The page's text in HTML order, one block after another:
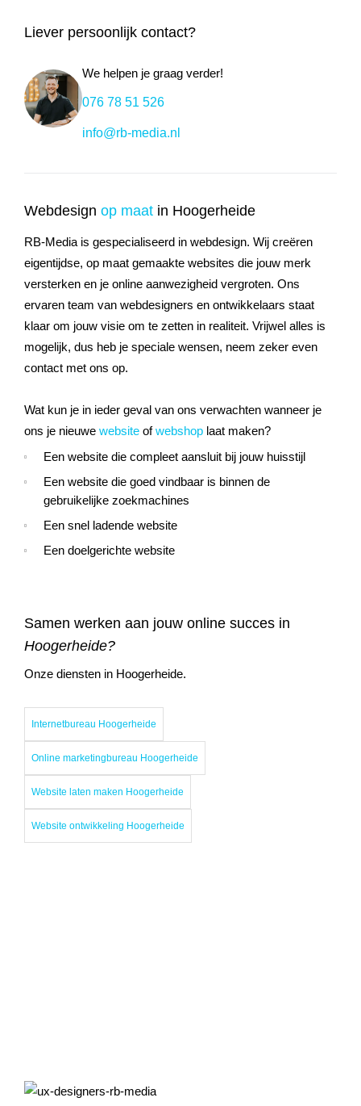
Liever persoonlijk contact?
We helpen je graag verder!
076 78 51 526
info@rb-media.nl
Webdesign op maat in Hoogerheide
RB-Media is gespecialiseerd in webdesign. Wij creëren
eigentijdse, op maat gemaakte websites die jouw merk
versterken en je online aanwezigheid vergroten. Ons
ervaren team van webdesigners en ontwikkelaars staat
klaar om jouw visie om te zetten in realiteit. Vrijwel alles is
mogelijk, dus heb je speciale wensen, neem zeker even
contact met ons op.
Wat kun je in ieder geval van ons verwachten wanneer je
ons je nieuwe website ofwebshop laat maken?
Een website die compleet aansluit bij jouw huisstijl
Een website die goed vindbaar is binnen de
gebruikelijke zoekmachines
Een snel ladende website
Een doelgerichte website
Samen werken aan jouw online succes in
Hoogerheide?
Onze diensten in Hoogerheide.
Internetbureau Hoogerheide
Online marketingbureau Hoogerheide
Website laten maken Hoogerheide
Website ontwikkeling Hoogerheide